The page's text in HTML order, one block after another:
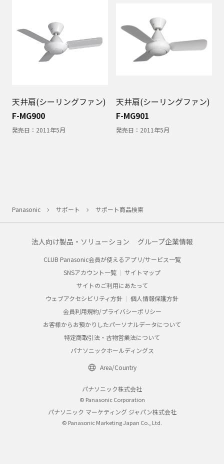
天井扇(シーリングファン)
F-MG900
発売日： 2011年5月
天井扇(シーリングファン)
F-MG901
発売日： 2011年5月
Panasonic サポート サポート商品検索
法人向け製品・ソリューション グループ企業情報
CLUB Panasonic会員が使えるアプリ/サービス一覧
SNSアカウント一覧
サイトマップ
サイトのご利用にあたって
ウェブアクセシビリティ方針
個人情報保護方針
会員利用規約/プライバシーポリシー
お客様からお預かりしたパーソナルデータについて
特定商取引法・古物営業法について
パナソニックホールディングス
Area/Country
パナソニック株式会社
© Panasonic Corporation
パナソニック マーケティング ジャパン株式会社
© Panasonic Marketing Japan Co., Ltd.